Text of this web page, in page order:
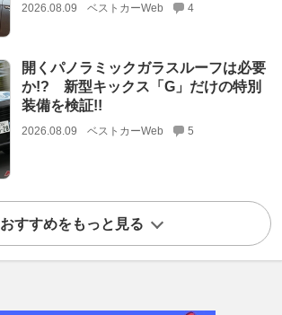
2026.08.09 ベストカーWeb 4
開くパノラミックガラスルーフは必要
か!? 新型キックス「G」だけの特別
装備を検証!!
2026.08.09 ベストカーWeb 5
おすすめをもっと見る